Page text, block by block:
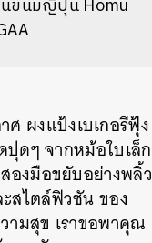
นขนมญี่ปุ่น Homu
ผงแป้งเบเกอรีฟุ้ง
ปุดๆ จากหม้อใบเล็ก
องมือขยับอย่างพลิ้ว
สไตล์ฟิวชัน ของ
ามสุข เราขอพาคุณ